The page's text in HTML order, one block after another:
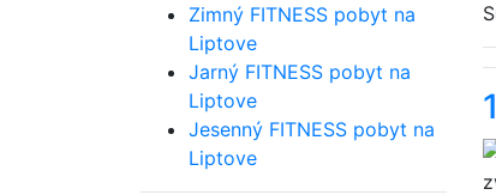
Zimný FITNESS pobyt na
Liptove
Jarný FITNESS pobyt na
Liptove
Jesenný FITNESS pobyt na
Liptove